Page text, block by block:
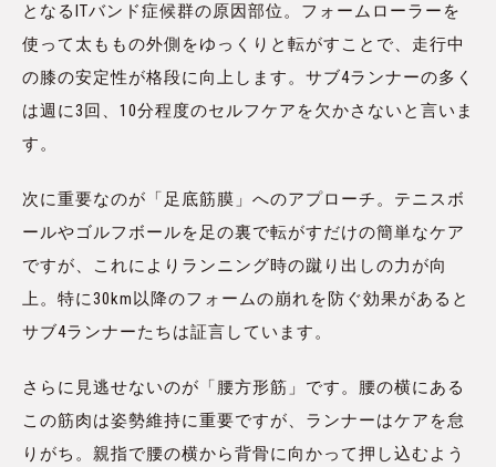
となるITバンド症候群の原因部位。フォームローラーを
使って太ももの外側をゆっくりと転がすことで、走行中
の膝の安定性が格段に向上します。サブ4ランナーの多く
は週に3回、10分程度のセルフケアを欠かさないと言いま
す。
次に重要なのが「足底筋膜」へのアプローチ。テニスボ
ールやゴルフボールを足の裏で転がすだけの簡単なケア
ですが、これによりランニング時の蹴り出しの力が向
上。特に30km以降のフォームの崩れを防ぐ効果があると
サブ4ランナーたちは証言しています。
さらに見逃せないのが「腰方形筋」です。腰の横にある
この筋肉は姿勢維持に重要ですが、ランナーはケアを怠
りがち。親指で腰の横から背骨に向かって押し込むよう